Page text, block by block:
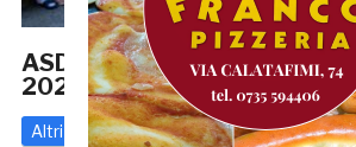
ASD Sordapicena: si è
2026 ‘Divertimento e
Altri 15 Luglio 2026 diEnrico Tassotti